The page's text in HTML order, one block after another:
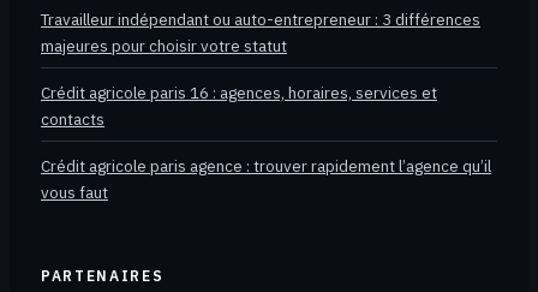
Travailleur indépendant ou auto-entrepreneur : 3 différences
majeures pour choisir votre statut
Crédit agricole paris 16 : agences, horaires, services et
contacts
Crédit agricole paris agence : trouver rapidement l’agence qu’il
vous faut
PARTENAIRES